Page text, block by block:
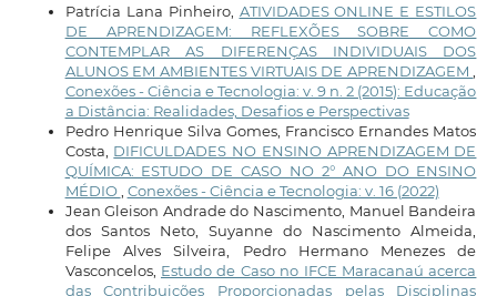
Patrícia Lana Pinheiro, ATIVIDADES ONLINE E ESTILOS
DE APRENDIZAGEM: REFLEXÕES SOBRE COMO
CONTEMPLAR AS DIFERENÇAS INDIVIDUAIS DOS
ALUNOS EM AMBIENTES VIRTUAIS DE APRENDIZAGEM
Conexões - Ciência e Tecnologia: v. 9 n. 2 (2015): Educação
a Distância: Realidades, Desafios e Perspectivas
Pedro Henrique Silva Gomes, Francisco Ernandes Matos
Costa, DIFICULDADES NO ENSINO APRENDIZAGEM DE
QUÍMICA: ESTUDO DE CASO NO 2° ANO DO ENSINO
MÉDIO Conexões - Ciência e Tecnologia: v. 16 (2022)
Jean Gleison Andrade do Nascimento, Manuel Bandeira
dos Santos Neto, Suyanne do Nascimento Almeida,
Felipe Alves Silveira, Pedro Hermano Menezes de
Vasconcelos, Estudo de Caso no IFCE Maracanaú acerca
das Contribuições Proporcionadas pelas Disciplinas